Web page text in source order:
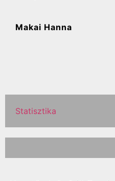
Makai Hanna
Statisztika